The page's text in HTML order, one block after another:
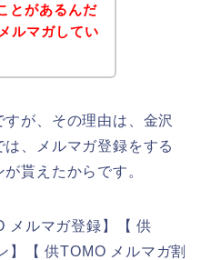
とがあるんだ
ルマガしてい
が、その理由は、金沢
、メルマガ登録をする
貰えたからです。
メルマガ登録】【 供
】【 供TOMO メルマガ割